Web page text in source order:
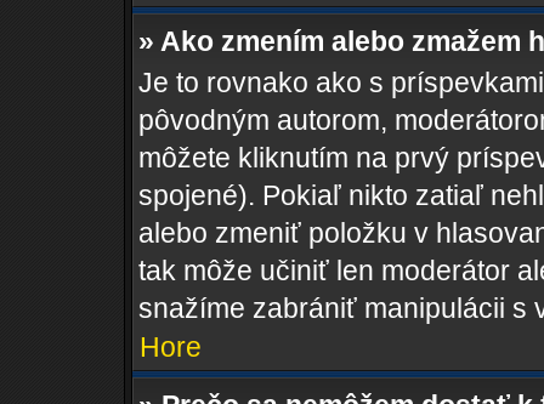
» Ako zmením alebo zmažem
Je to rovnako ako s
pôvodným autorom,
môžete kliknutím na prvý
spojené). Pokiaľ nikto zatiaľ
alebo zmeniť položku v
tak môže učiniť len moderátor
snažíme zabrániť manipulácii s
Hore